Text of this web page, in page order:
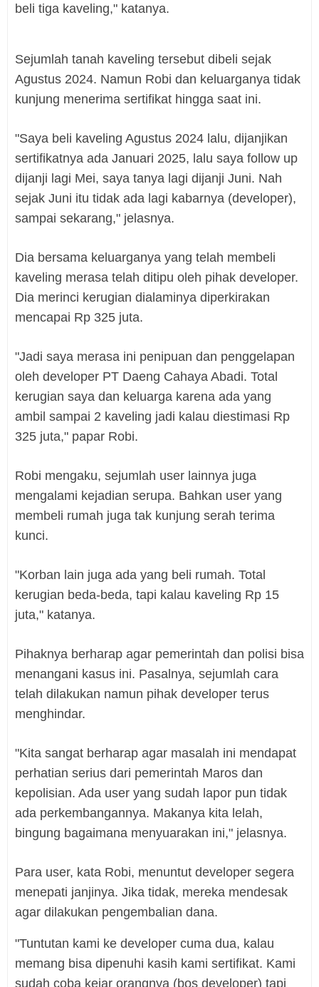
beli tiga kaveling," katanya.
Sejumlah tanah kaveling tersebut dibeli sejak
Agustus 2024. Namun Robi dan keluarganya tidak
kunjung menerima sertifikat hingga saat ini.
"Saya beli kaveling Agustus 2024 lalu, dijanjikan
sertifikatnya ada Januari 2025, lalu saya follow up
dijanji lagi Mei, saya tanya lagi dijanji Juni. Nah
sejak Juni itu tidak ada lagi kabarnya (developer),
sampai sekarang," jelasnya.
Dia bersama keluarganya yang telah membeli
kaveling merasa telah ditipu oleh pihak developer.
Dia merinci kerugian dialaminya diperkirakan
mencapai Rp 325 juta.
"Jadi saya merasa ini penipuan dan penggelapan
oleh developer PT Daeng Cahaya Abadi. Total
kerugian saya dan keluarga karena ada yang
ambil sampai 2 kaveling jadi kalau diestimasi Rp
325 juta," papar Robi.
Robi mengaku, sejumlah user lainnya juga
mengalami kejadian serupa. Bahkan user yang
membeli rumah juga tak kunjung serah terima
kunci.
"Korban lain juga ada yang beli rumah. Total
kerugian beda-beda, tapi kalau kaveling Rp 15
juta," katanya.
Pihaknya berharap agar pemerintah dan polisi bisa
menangani kasus ini. Pasalnya, sejumlah cara
telah dilakukan namun pihak developer terus
menghindar.
"Kita sangat berharap agar masalah ini mendapat
perhatian serius dari pemerintah Maros dan
kepolisian. Ada user yang sudah lapor pun tidak
ada perkembangannya. Makanya kita lelah,
bingung bagaimana menyuarakan ini," jelasnya.
Para user, kata Robi, menuntut developer segera
menepati janjinya. Jika tidak, mereka mendesak
agar dilakukan pengembalian dana.
"Tuntutan kami ke developer cuma dua, kalau
memang bisa dipenuhi kasih kami sertifikat. Kami
sudah coba kejar orangnya (bos developer) tapi